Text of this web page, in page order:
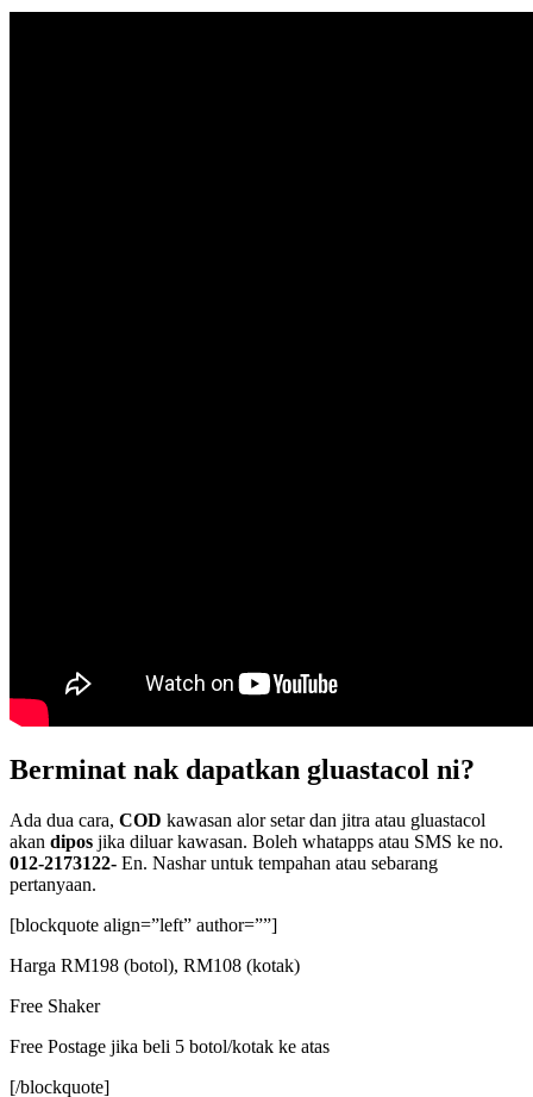
Berminat nak dapatkan gluastacol ni?
Ada dua cara, COD kawasan alor setar dan jitra atau gluastacol
akan dipos jika diluar kawasan. Boleh whatapps atau SMS ke no.
012-2173122- En. Nashar untuk tempahan atau sebarang
pertanyaan.
[blockquote align=”left” author=””]
Harga RM198 (botol), RM108 (kotak)
Free Shaker
Free Postage jika beli 5 botol/kotak ke atas
[/blockquote]